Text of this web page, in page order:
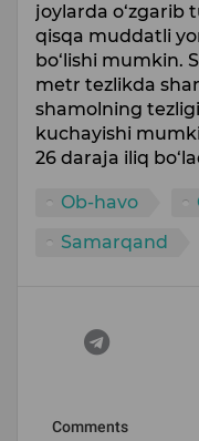
joylarda o‘zgarib
qisqa muddatli
bo‘lishi mumkin.
metr tezlikda
shamolning
kuchayishi
26 daraja iliq
Ob-havo
Samarqand